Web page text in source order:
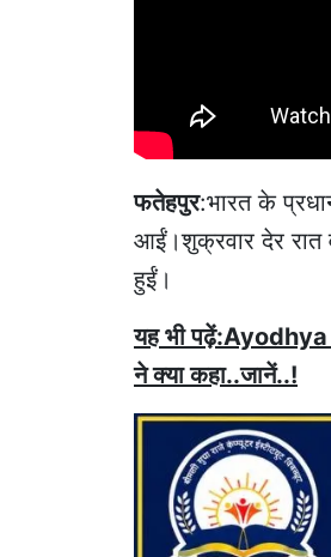
फतेहपुर:भारत के
आईं।शुक्रवार देर रात
हुईं।
यह भी पढ़ें:Ayodhya
ने क्या कहा..जानें..!